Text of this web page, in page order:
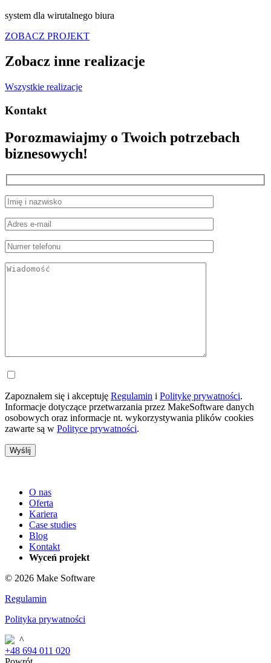
system dla wirutalnego biura
ZOBACZ PROJEKT
Zobacz inne realizacje
Wszystkie realizacje
Kontakt
Porozmawiajmy o Twoich potrzebach
biznesowych!
Zapoznałem się i akceptuję Regulamin i Politykę prywatności.
Informacje dotyczące przetwarzania przez MakeSoftware danych
osobowych oraz informacje nt. wykorzystywania plików cookies
zawarte są w Polityce prywatności.
O nas
Oferta
Kariera
Case studies
Blog
Kontakt
Wyceń projekt
© 2026 Make Software
Regulamin
Polityka prywatności
+48 694 011 020